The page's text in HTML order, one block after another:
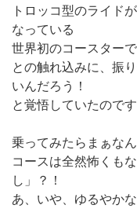
トロッコ型のライド
なっている
世界初のコースターで
との触れ込みに、振
いんだろう！
と覚悟していたので
乗ってみたらまぁな
コースは全然怖くも
し」？！
あ、いや、ゆるやか